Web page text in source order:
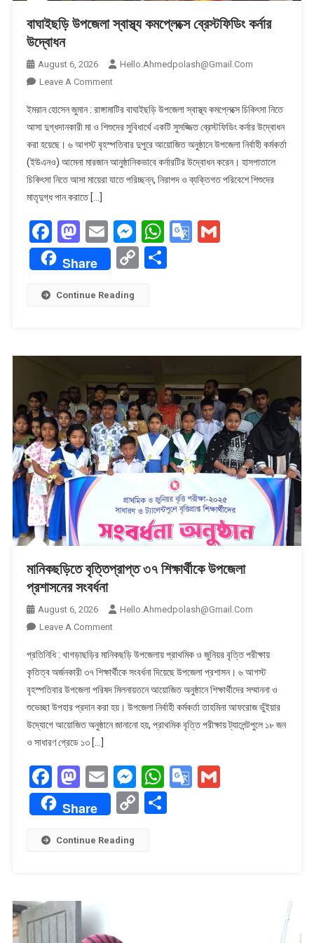
বাঘাইছড়ি উপজেলা স্বাস্থ্য কমপ্লেক্সে ব্রেস্টফিডিং কর্নার
উদ্বোধন
August 6, 2026
Hello.ahmedpolash@gmail.com
Leave A CommentOn
উপজেলা
স্বাস্থ্য
কমপ্লেক্সে
ব্রেস্টফিডিং
কর্নার
ইমরান হোসেন জুমান : রাঙ্গামাটির বাঘাইছড়ি উপজেলা স্বাস্থ্য কমপ্লেক্সে চিকিৎসা নিতে
আসা দুগ্ধদানকারী মা ও শিশুদের সুবিধার্থে একটি সুসজ্জিত ব্রেস্টফিডিং কর্নার উদ্বোধন
করা হয়েছে। ৬ আগস্ট বৃহস্পতিবার দুপুরে আয়োজিত অনুষ্ঠানে উপজেলা নির্বাহী কর্মকর্তা
(ইউএনও) আমেনা মারজান আনুষ্ঠানিকভাবে কর্নারটির উদ্বোধন করেন। হাসপাতালে
চিকিৎসা নিতে আসা মায়েরা যাতে পরিচ্ছন্ন, নিরাপদ ও ব্যক্তিগত পরিবেশে শিশুদের
মাতৃদুগ্ধ পান করাতে […]
Facebook
Mastodon
EmailMessenger
WhatsApp
Google
Gmail
Share
CopyShare
Continue Reading
মানিকছড়িতে বৃত্তিপ্রাপ্ত ৩৭ শিক্ষার্থীকে উপজেলা
প্রশাসনের সংবর্ধনা
August 6, 2026
Hello.ahmedpolash@gmail.com
Leave A CommentOn
বৃত্তিপ্রাপ্ত
৩৭
শিক্ষার্থীকে
উপজেলা
প্রশাসনের
প্রতিনিধি : খাগড়াছড়ির মানিকছড়ি উপজেলায় প্রাথমিক ও জুনিয়র বৃত্তি পরীক্ষায়
কৃতিত্ব অর্জনকারী ৩৭ শিক্ষার্থীকে সংবর্ধনা দিয়েছে উপজেলা প্রশাসন। ৬ আগস্ট
বৃহস্পতিবার উপজেলা পরিষদ মিলনায়তনে আয়োজিত অনুষ্ঠানে শিক্ষার্থীদের সম্মাননা ও
শুভেচ্ছা উপহার প্রদান করা হয়। উপজেলা নির্বাহী কর্মকর্তা তাহমিনা আফরোজ ভুঁইয়ার
উদ্যোগে আয়োজিত অনুষ্ঠানে জানানো হয়, প্রাথমিক বৃত্তি পরীক্ষায় ট্যালেন্টপুলে ১৮ জন
ও সাধারণ গ্রেডে ১৩ […]
Facebook
Mastodon
EmailMessenger
WhatsApp
Google
Gmail
Share
CopyShare
Continue Reading